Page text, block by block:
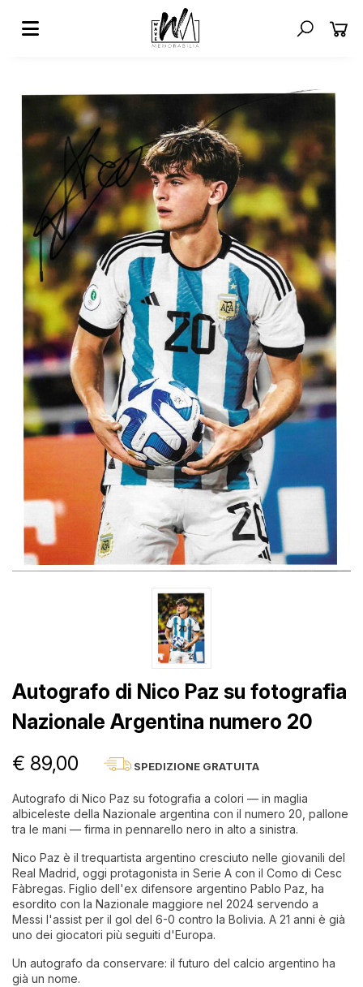
Autografo di Nico Paz su fotografia
Nazionale Argentina numero 20
€ 89,00 SPEDIZIONE GRATUITA
Autografo di Nico Paz su fotografia a colori — in maglia
albiceleste della Nazionale argentina con il numero 20, pallone
tra le mani — firma in pennarello nero in alto a sinistra.
Nico Paz è il trequartista argentino cresciuto nelle giovanili del
Real Madrid, oggi protagonista in Serie A con il Como di Cesc
Fàbregas. Figlio dell'ex difensore argentino Pablo Paz, ha
esordito con la Nazionale maggiore nel 2024 servendo a
Messi l'assist per il gol del 6-0 contro la Bolivia. A 21 anni è già
uno dei giocatori più seguiti d'Europa.
Un autografo da conservare: il futuro del calcio argentino ha
già un nome.